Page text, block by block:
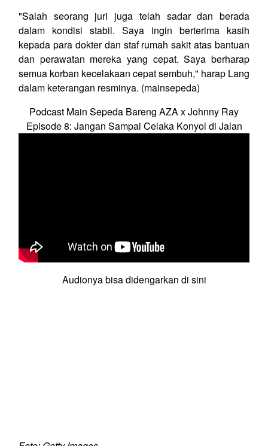
"Salah seorang juri juga telah sadar dan berada
dalam kondisi stabil. Saya ingin berterima kasih
kepada para dokter dan staf rumah sakit atas bantuan
dan perawatan mereka yang cepat. Saya berharap
semua korban kecelakaan cepat sembuh," harap Lang
dalam keterangan resminya. (mainsepeda)
Podcast Main Sepeda Bareng AZA x Johnny Ray
Episode 8: Jangan Sampai Celaka Konyol di Jalan
Audionya bisa didengarkan di sini